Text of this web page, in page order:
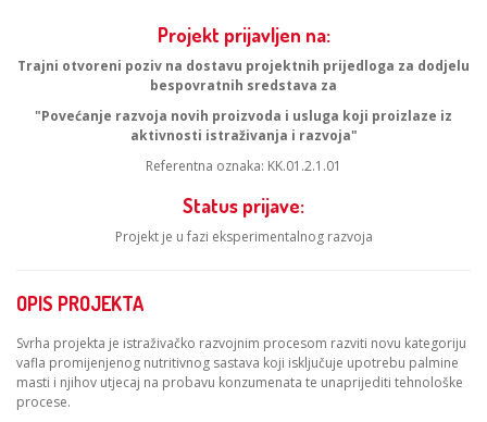
Projekt prijavljen na:
Trajni otvoreni poziv na dostavu projektnih prijedloga za dodjelu
bespovratnih sredstava za
"Povećanje razvoja novih proizvoda i usluga koji proizlaze iz
aktivnosti istraživanja i razvoja"
Referentna oznaka: KK.01.2.1.01
Status prijave:
Projekt je u fazi eksperimentalnog razvoja
OPIS PROJEKTA
Svrha projekta je istraživačko razvojnim procesom razviti novu kategoriju
vafla promijenjenog nutritivnog sastava koji isključuje upotrebu palmine
masti i njihov utjecaj na probavu konzumenata te unaprijediti tehnološke
procese.